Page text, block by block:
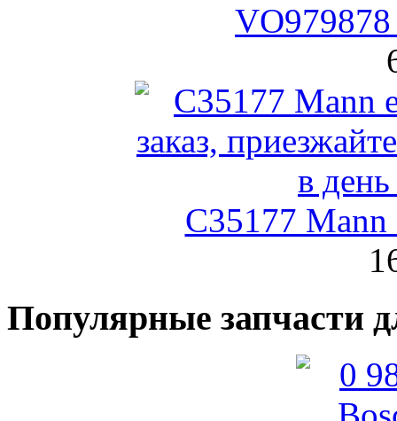
VO979878
C35177
Популярные запчасти